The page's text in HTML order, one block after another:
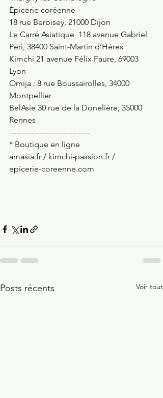
Épicerie coréenne
18 rue Berbisey, 21000 Dijon
Le Carré Asiatique  118 avenue Gabriel
Péri, 38400 Saint-Martin d’Hères
Kimchi 21 avenue Félix Faure, 69003
Lyon
Omija : 8 rue Boussairolles, 34000
Montpellier
BelAsie 30 rue de la Donelière, 35000
Rennes
-------------------------------
* Boutique en ligne
amasia.fr / kimchi-passion.fr /
epicerie-coreenne.com
Posts récents Voir tout